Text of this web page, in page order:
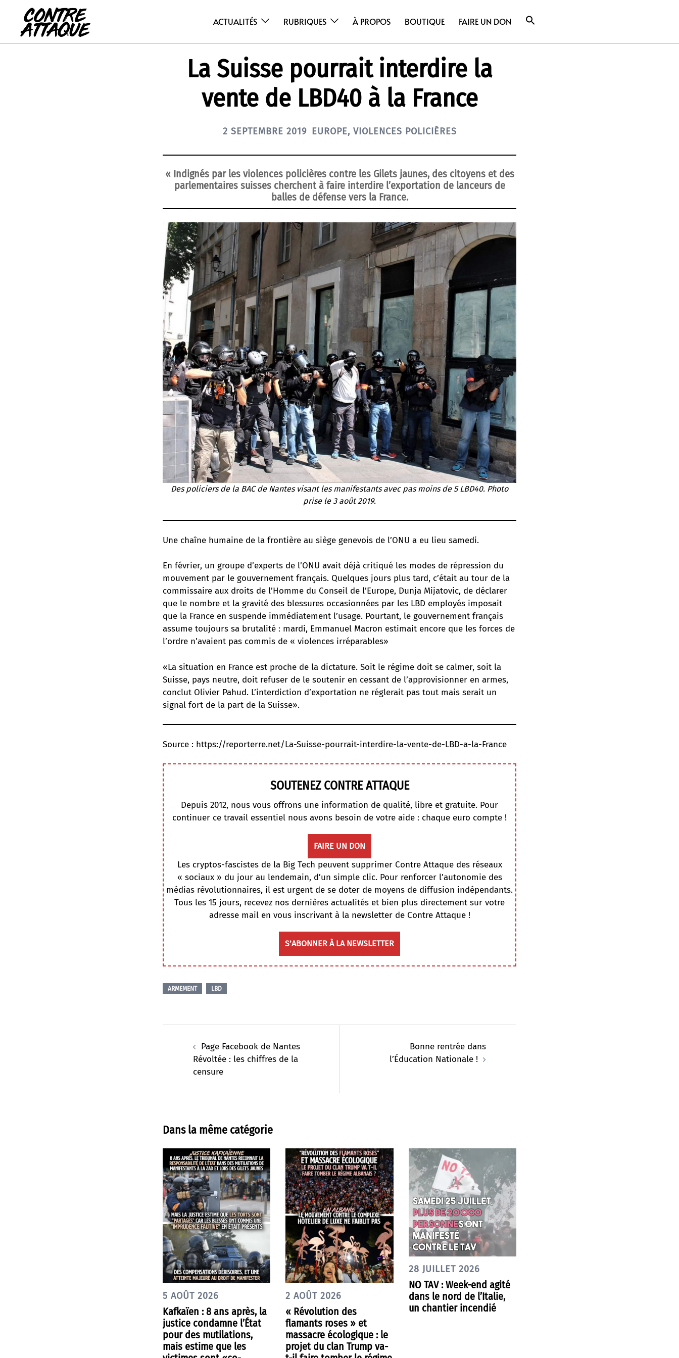
contenu
ACTUALITÉS RUBRIQUES À PROPOS BOUTIQUE FAIRE UN DON
La Suisse pourrait interdire la
vente de LBD40 à la France
2 SEPTEMBRE 2019 EUROPE, VIOLENCES POLICIÈRES
« Indignés par les violences policières contre les Gilets jaunes, des citoyens et des
parlementaires suisses cherchent à faire interdire l’exportation de lanceurs de
balles de défense vers la France.
Des policiers de la BAC de Nantes visant les manifestants avec pas moins de 5 LBD40. Photo
prise le 3 août 2019.
Une chaîne humaine de la frontière au siège genevois de l’ONU a eu lieu samedi.
En février, un groupe d’experts de l’ONU avait déjà critiqué les modes de répression du
mouvement par le gouvernement français. Quelques jours plus tard, c’était au tour de la
commissaire aux droits de l’Homme du Conseil de l’Europe, Dunja Mijatovic, de déclarer
que le nombre et la gravité des blessures occasionnées par les LBD employés imposait
que la France en suspende immédiatement l’usage. Pourtant, le gouvernement français
assume toujours sa brutalité : mardi, Emmanuel Macron estimait encore que les forces de
l’ordre n’avaient pas commis de « violences irréparables»
«La situation en France est proche de la dictature. Soit le régime doit se calmer, soit la
Suisse, pays neutre, doit refuser de le soutenir en cessant de l’approvisionner en armes,
conclut Olivier Pahud. L’interdiction d’exportation ne réglerait pas tout mais serait un
signal fort de la part de la Suisse».
Source : https://reporterre.net/La-Suisse-pourrait-interdire-la-vente-de-LBD-a-la-France
SOUTENEZ CONTRE ATTAQUE
Depuis 2012, nous vous offrons une information de qualité, libre et gratuite. Pour
continuer ce travail essentiel nous avons besoin de votre aide : chaque euro compte !
FAIRE UN DON
Les cryptos-fascistes de la Big Tech peuvent supprimer Contre Attaque des réseaux
« sociaux » du jour au lendemain, d’un simple clic. Pour renforcer l’autonomie des
médias révolutionnaires, il est urgent de se doter de moyens de diffusion indépendants.
Tous les 15 jours, recevez nos dernières actualités et bien plus directement sur votre
adresse mail en vous inscrivant à la newsletter de Contre Attaque !
S’ABONNER À LA NEWSLETTER
ARMEMENT LBD
d’articlePage Facebook de Nantes
Révoltée : les chiffres de la
censure
Bonne rentrée dans
l’Éducation Nationale !
Dans la même catégorie
5 AOÛT 2026
Kafkaïen : 8 ans après, la
justice condamne l’État
pour des mutilations,
mais estime que les
2 AOÛT 2026
« Révolution des
flamants roses » et
massacre écologique : le
projet du clan Trump va-
28 JUILLET 2026
NO TAV : Week-end agité
dans le nord de l’Italie,
un chantier incendié